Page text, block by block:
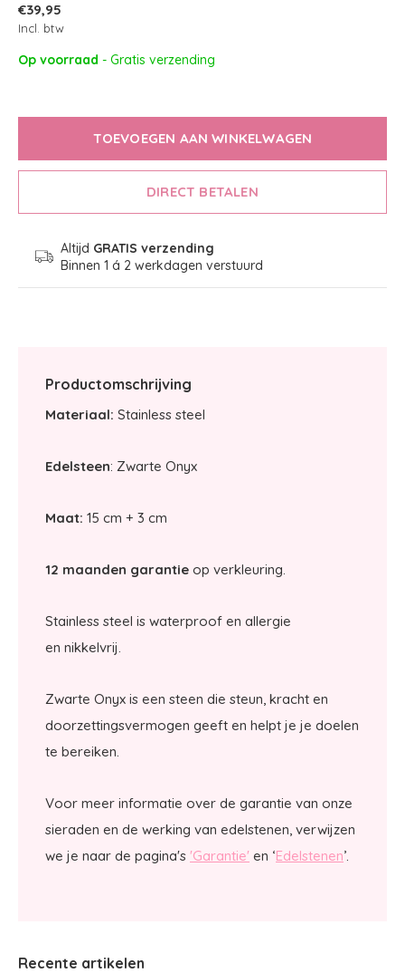
€39,95
Incl. btw
Op voorraad - Gratis verzending
TOEVOEGEN AAN WINKELWAGEN
DIRECT BETALEN
Altijd GRATIS verzending
Binnen 1 á 2 werkdagen verstuurd
Productomschrijving
Materiaal: Stainless steel
Edelsteen: Zwarte Onyx
Maat: 15 cm + 3 cm
12 maanden garantie op verkleuring.
Stainless steel is waterproof en allergie
en nikkelvrij.
Zwarte Onyx is een steen die steun, kracht en
doorzettingsvermogen geeft en helpt je je doelen
te bereiken.
Voor meer informatie over de garantie van onze
sieraden en de werking van edelstenen, verwijzen
we je naar de pagina's 'Garantie' en ‘Edelstenen’.
Recente artikelen